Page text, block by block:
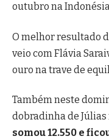
outubro na
O melhor resultado
veio com Flávia
ouro na trave de
Também neste
dobradinha de Júlias
somou 12.550 e